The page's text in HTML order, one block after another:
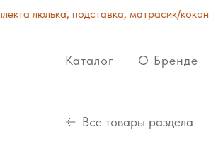
люлька, подставка, матрасик/кокон
Каталог О Бренде
Все товары раздела